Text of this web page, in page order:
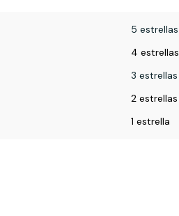
5 estrellas
4 estrellas
3 estrellas
2 estrellas
1 estrella